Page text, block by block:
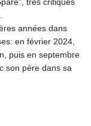
très critiques
années dans
en février 2024,
puis en septembre
son père dans sa